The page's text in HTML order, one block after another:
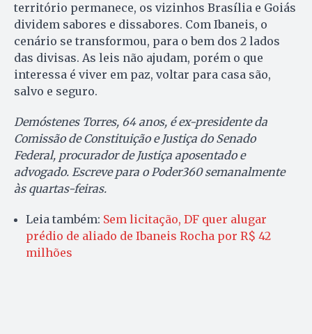
território permanece, os vizinhos Brasília e Goiás
dividem sabores e dissabores. Com Ibaneis, o
cenário se transformou, para o bem dos 2 lados
das divisas. As leis não ajudam, porém o que
interessa é viver em paz, voltar para casa são,
salvo e seguro.
Demóstenes Torres, 64 anos, é ex-presidente da
Comissão de Constituição e Justiça do Senado
Federal, procurador de Justiça aposentado e
advogado. Escreve para o Poder360 semanalmente
às quartas-feiras.
Leia também: Sem licitação, DF quer alugar
prédio de aliado de Ibaneis Rocha por R$ 42
milhões